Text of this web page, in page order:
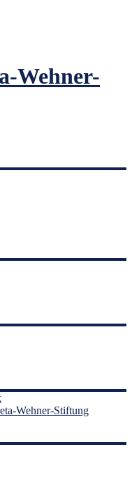
Wehner-
Wehner-Stiftung